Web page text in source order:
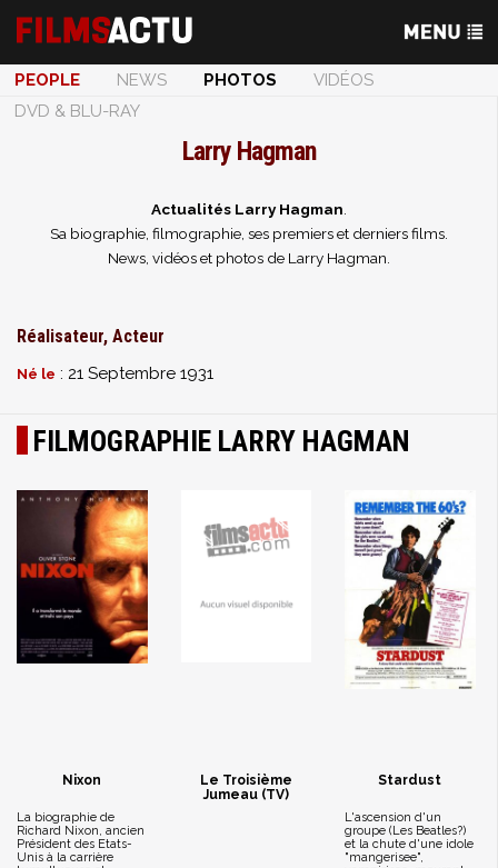
PEOPLE NEWS PHOTOS
VIDÉOS
DVD & BLU-RAY
Larry Hagman
Actualités Larry Hagman
Sa biographie, filmographie, ses premiers et derniers films.
News, vidéos et photos de Larry Hagman.
Réalisateur, Acteur
Né le : 21 Septembre 1931
FILMOGRAPHIE LARRY HAGMAN
Nixon
La biographie de
Richard Nixon, ancien
Président des Etats-
Unis à la carrière
Le Troisième
Jumeau (TV)
Stardust
L'ascension d'un
groupe (Les Beatles?)
et la chute d'une idole
"mangerisee",